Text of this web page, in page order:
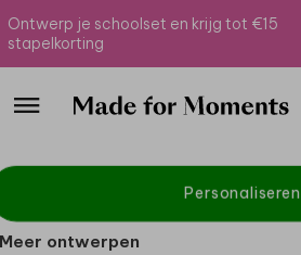
Ontwerp je schoolset en krijg tot €15
stapelkorting
Personaliseren
Meer ontwerpen